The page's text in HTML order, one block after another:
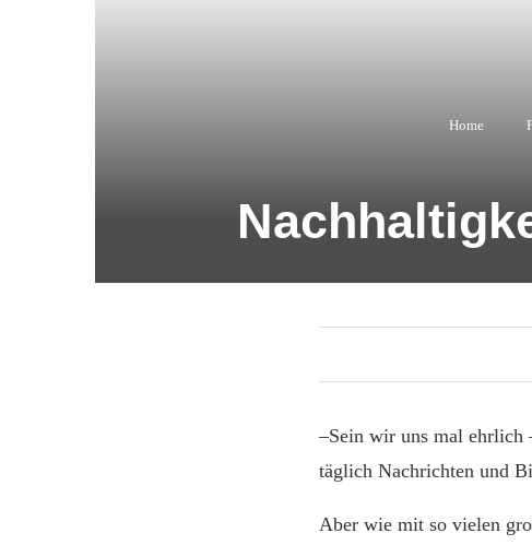
Home
–Sein wir uns mal ehrlich
täglich Nachrichten und
Aber wie mit so vielen